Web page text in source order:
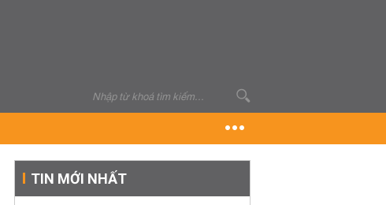
TIN MỚI NHẤT